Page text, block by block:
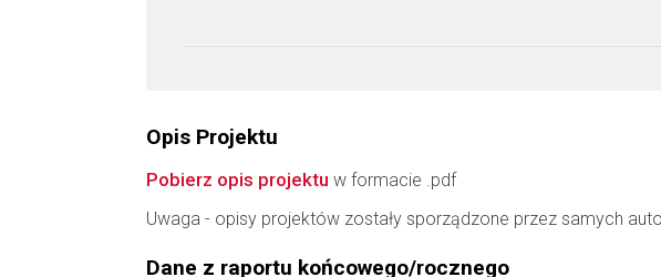
Opis Projektu
Pobierz opis projektu w formacie .pdf
Uwaga - opisy projektów zostały sporządzone przez samych
Dane z raportu końcowego/rocznego